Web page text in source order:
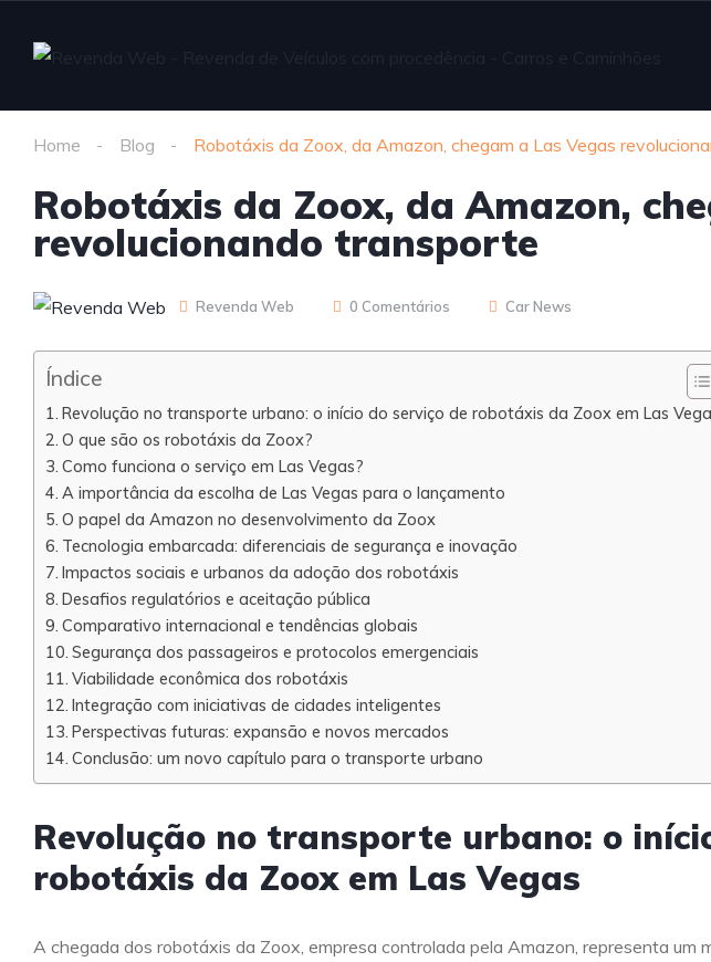
Home Blog Robotáxis da Zoox, da Amazon, chegam a Las Vegas
Robotáxis da Zoox, da Amazon,
revolucionando transporte
Revenda Web 0 Comentários Car News
Índice
Revolução no transporte urbano: o início do serviço de robotáxis da Zoox em Las
O que são os robotáxis da Zoox?
Como funciona o serviço em Las Vegas?
A importância da escolha de Las Vegas para o lançamento
O papel da Amazon no desenvolvimento da Zoox
Tecnologia embarcada: diferenciais de segurança e inovação
Impactos sociais e urbanos da adoção dos robotáxis
Desafios regulatórios e aceitação pública
Comparativo internacional e tendências globais
Segurança dos passageiros e protocolos emergenciais
Viabilidade econômica dos robotáxis
Integração com iniciativas de cidades inteligentes
Perspectivas futuras: expansão e novos mercados
Conclusão: um novo capítulo para o transporte urbano
Revolução no transporte urbano: o
robotáxis da Zoox em Las Vegas
A chegada dos robotáxis da Zoox, empresa controlada pela Amazon, representa um